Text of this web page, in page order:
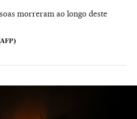
morreram ao longo deste